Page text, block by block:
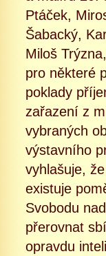
Ptáček,
Šabacký,
Miloš
pro některé
poklady
zařazení z
vybraných
výstavního
vyhlašuje,
existuje
Svobodu
přerovnat
opravdu